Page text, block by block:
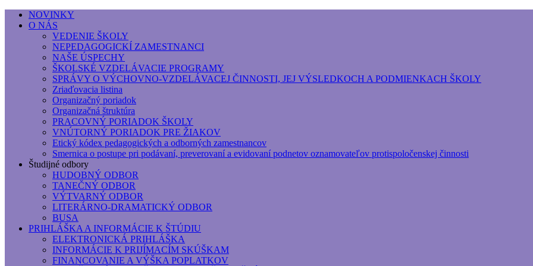
Základná umelecká škola, Hálkova
Základná umelecká škola, Hálkova 56, Bratislava - rozpočtová organizácia Hlavného mesta Slovenskej
NOVINKY
O NÁS
VEDENIE ŠKOLY
NEPEDAGOGICKÍ ZAMESTNANCI
NAŠE ÚSPECHY
ŠKOLSKÉ VZDELÁVACIE PROGRAMY
SPRÁVY O VÝCHOVNO-VZDELÁVACEJ ČINNOSTI, JEJ VÝSLEDKOCH A PODMIENKACH ŠKOLY
Zriaďovacia listina
Organizačný poriadok
Organizačná štruktúra
PRACOVNÝ PORIADOK ŠKOLY
VNÚTORNÝ PORIADOK PRE ŽIAKOV
Etický kódex pedagogických a odborných zamestnancov
Smernica o postupe pri podávaní, preverovaní a evidovaní podnetov oznamovateľov protispoločenskej činnosti
Študijné odbory
HUDOBNÝ ODBOR
TANEČNÝ ODBOR
VÝTVARNÝ ODBOR
LITERÁRNO-DRAMATICKÝ ODBOR
BUSA
PRIHLÁŠKA A INFORMÁCIE K ŠTÚDIU
ELEKTRONICKÁ PRIHLÁŠKA
INFORMÁCIE K PRIJÍMACÍM SKÚŠKAM
FINANCOVANIE A VÝŠKA POPLATKOV